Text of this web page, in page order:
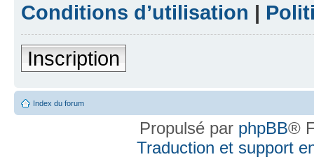
Conditions d’utilisation |
Inscription
Index du forum
Propulsé par phpBB®
Traduction et support